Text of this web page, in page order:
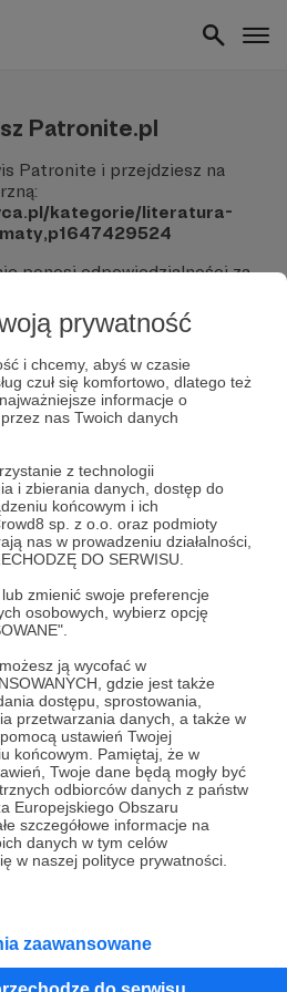
prywatność
i chcemy, abyś w czasie
czuł się komfortowo, dlatego też
informacje o
nas Twoich danych
z technologii
i zbierania danych, dostęp do
końcowym i ich
sp. z o.o. oraz podmioty
nas w prowadzeniu działalności,
DO SERWISU.
zmienić swoje preferencje
osobowych, wybierz opcję
ją wycofać w
gdzie jest także
dostępu, sprostowania,
przetwarzania danych, a także w
ustawień Twojej
końcowym. Pamiętaj, że w
Twoje dane będą mogły być
odbiorców danych z państw
Europejskiego Obszaru
szczegółowe informacje na
danych w tym celów
w naszej polityce prywatności.
zaawansowane
Patronite.pl
Patronite i przejdziesz na
kategorie/literatura-
ponosi odpowiedzialności za
logowania ani informacji
URL, zanim klikniesz przycisk
wróć do Patronite i zweryfikuj
do strony
na Patronite
Patronite Commons